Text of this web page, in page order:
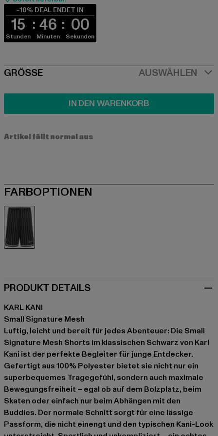
-10% DEAL ENDET IN
15
Stunden
46
Minuten
00
Sekunden
SIZE
GRÖSSE AUSWÄHLEN
IN DEN WARENKORB
Artikel fällt normal aus
FARBOPTIONEN
PRODUKT DETAILS
KARL KANI
Small Signature Mesh
Luftig, leicht und bereit für jedes Abenteuer: Die Small
Signature Mesh Shorts im klassischen Schwarz von Karl
Kani ist der perfekte Begleiter für junge Entdecker.
Gefertigt aus 100% Polyester bietet sie nicht nur ein
superbequemes Tragegefühl, sondern auch maximale
Bewegungsfreiheit – egal ob auf dem Bolzplatz, beim
Skaten oder einfach nur beim Abhängen mit den
Buddies. Der normale Schnitt sorgt für eine lässige
Passform, die nicht einengt und den typischen Kani-Look